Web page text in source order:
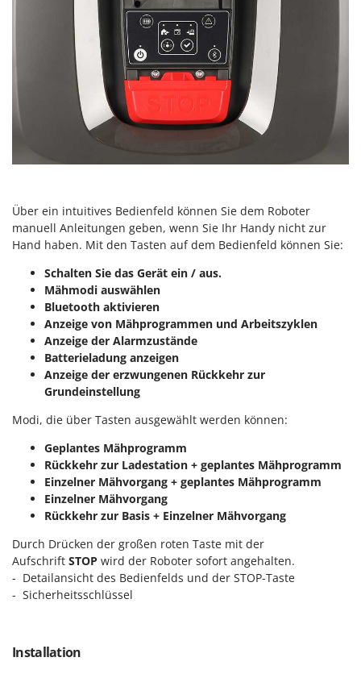
Über ein intuitives Bedienfeld können Sie dem Roboter
manuell Anleitungen geben, wenn Sie Ihr Handy nicht zur
Hand haben. Mit den Tasten auf dem Bedienfeld können Sie:
Schalten Sie das Gerät ein / aus.
Mähmodi auswählen
Bluetooth aktivieren
Anzeige von Mähprogrammen und Arbeitszyklen
Anzeige der Alarmzustände
Batterieladung anzeigen
Anzeige der erzwungenen Rückkehr zur
Grundeinstellung
Modi, die über Tasten ausgewählt werden können:
Geplantes Mähprogramm
Rückkehr zur Ladestation + geplantes Mähprogramm
Einzelner Mähvorgang + geplantes Mähprogramm
Einzelner Mähvorgang
Rückkehr zur Basis + Einzelner Mähvorgang
Durch Drücken der großen roten Taste mit der
Aufschrift STOP wird der Roboter sofort angehalten.
- Detailansicht des Bedienfelds und der STOP-Taste
- Sicherheitsschlüssel
Installation